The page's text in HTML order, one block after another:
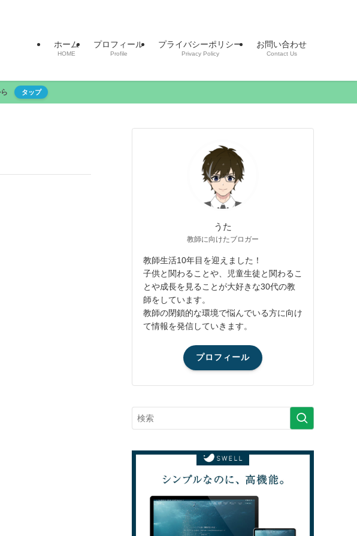
ホーム
HOME
プロフィール
Profile
プライバシーポリシー
Privacy Policy
お問い合わせ
Contact Us
タップ
うた
教師に向けたブロガー
教師生活10年目を迎えました！
子供と関わることや、児童生徒と関わるこ
とや成長を見ることが大好きな30代の教
師をしています。
教師の閉鎖的な環境で悩んでいる方に向け
て情報を発信していきます。
プロフィール